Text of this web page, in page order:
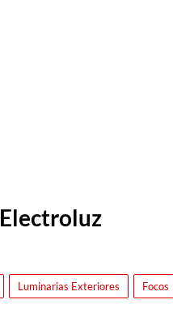
Electroluz
Luminarias Exteriores Focos